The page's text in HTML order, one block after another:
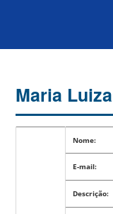
Maria
Nome:
E-mail:
Descrição: